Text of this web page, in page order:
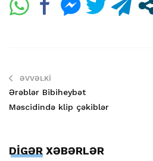
ƏVVƏLKI
Ərəblər Bibiheybət
Məscidində klip çəkiblər
DİGƏR XƏBƏRLƏR